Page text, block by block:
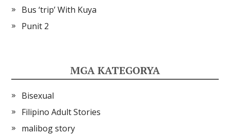
Bus ‘trip’ With Kuya
Punit 2
MGA KATEGORYA
Bisexual
Filipino Adult Stories
malibog story